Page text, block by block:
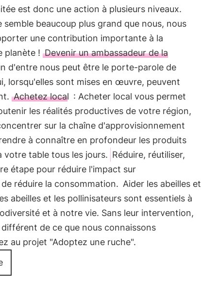
est donc une action à plusieurs niveaux.
semble beaucoup plus grand que nous, nous
une contribution importante à la
planète ! Devenir un ambassadeur de la
d'entre nous peut être le porte-parole de
lorsqu'elles sont mises en œuvre, peuvent
Achetez local : Acheter local vous permet
les réalités productives de votre région,
sur la chaîne d'approvisionnement
à connaître en profondeur les produits
votre table tous les jours. Réduire, réutiliser,
étape pour réduire l'impact sur
réduire la consommation. Aider les abeilles et
abeilles et les pollinisateurs sont essentiels à
et à notre vie. Sans leur intervention,
de ce que nous connaissons
au projet "Adoptez une ruche".